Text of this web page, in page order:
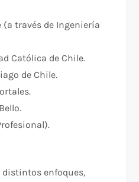
(a través de Ingeniería
Católica de Chile.
de Chile.
enfoques,